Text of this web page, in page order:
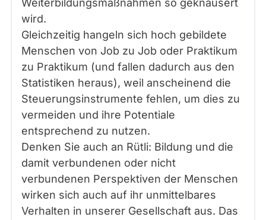
Weiterbildungsmaßnahmen so geknausert
wird.
Gleichzeitig hangeln sich hoch gebildete
Menschen von Job zu Job oder Praktikum
zu Praktikum (und fallen dadurch aus den
Statistiken heraus), weil anscheinend die
Steuerungsinstrumente fehlen, um dies zu
vermeiden und ihre Potentiale
entsprechend zu nutzen.
Denken Sie auch an Rütli: Bildung und die
damit verbundenen oder nicht
verbundenen Perspektiven der Menschen
wirken sich auch auf ihr unmittelbares
Verhalten in unserer Gesellschaft aus. Das